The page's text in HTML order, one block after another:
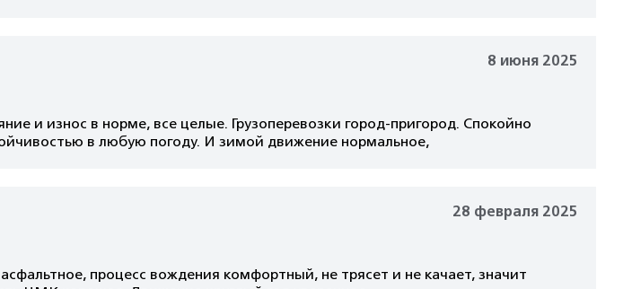
8 июня 2025
и износ в норме, все целые. Грузоперевозки город-пригород. Спокойно
в любую погоду. И зимой движение нормальное,
28 февраля 2025
процесс вождения комфортный, не трясет и не качает, значит